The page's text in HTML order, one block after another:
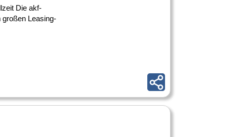
Die akf-
großen Leasing-